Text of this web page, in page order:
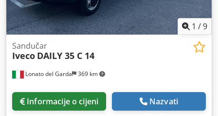
1 /9
Lonato del Garda 369 km
Sandučar
Iveco DAILY 35 C 14
Informacije o cijeni Nazvati